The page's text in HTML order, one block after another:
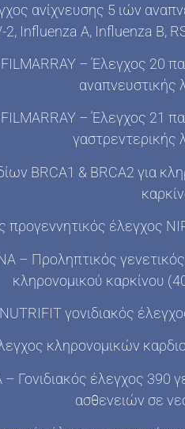
ανίχνευσης 5 ιών
2, Influenza Α, Influenza B,
– Έλεγχος 20
αναπνευστικής
– Έλεγχος 21
γαστρεντερικής
BRCA1 & BRCA2 για
προγεννητικός έλεγχος
– Προληπτικός
κληρονομικού καρκίνου
NUTRIFIT γονιδιακός
κληρονομικών
Γονιδιακός έλεγχος 390
ασθενειών σε